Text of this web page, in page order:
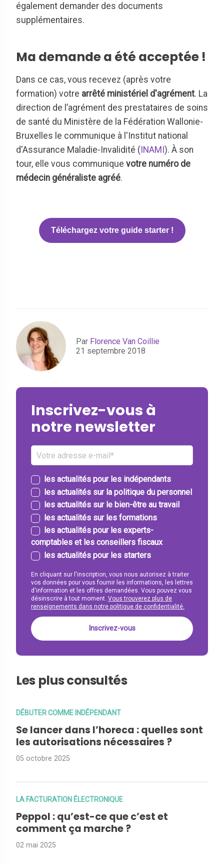
également demander des documents
supplémentaires.
Ma demande a été acceptée !
Dans ce cas, vous recevez (après votre
formation) votre arrêté ministériel d'agrément. La
direction de l’agrément des prestataires de soins
de santé du Ministère de la Fédération Wallonie-
Bruxelles le communique à l'Institut national
d'Assurance Maladie-Invalidité ( INAMI ). À son
tour, elle vous communique votre numéro de
médecin généraliste agréé.
Téléchargez votre guide starter !
Par Florence Van Coillie
21 septembre 2018
Inscrivez-vous à
notre newsletter
les actualités pour les indépendants
les actualités sur la politique du personnel
les actualités sur le bien-être au travail
les actualités sur les formations
les actualités pour les experts-
comptables et les conseillers fiscaux
les actualités pour les starters
En cliquant sur l'inscription, vous nous autorisez à traiter
vos données pour vous fournir les informations, les lettres
d'information et les offres demandées. Vous pouvez vous
désinscrire à tout moment. Vous trouverez plus de
renseignements dans notre politique de confidentialité.
Les plus consultés
DÉBUTER COMME INDÉPENDANT
Se lancer dans l’horeca : quelles sont
les autorisations nécessaires ?
05 octobre 2025
LA FACTURATION ÉLECTRONIQUE
Peppol : qu’est-ce que c’est et
comment ça marche ?
02 mai 2025